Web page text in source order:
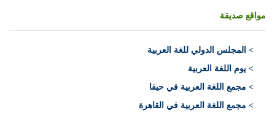
مواقع صديقة
> المجلس الدولي للغة العربية
> يوم اللغة العربية
> مجمع اللغة العربية في حيفا
> مجمع اللغة العربية في القاهرة